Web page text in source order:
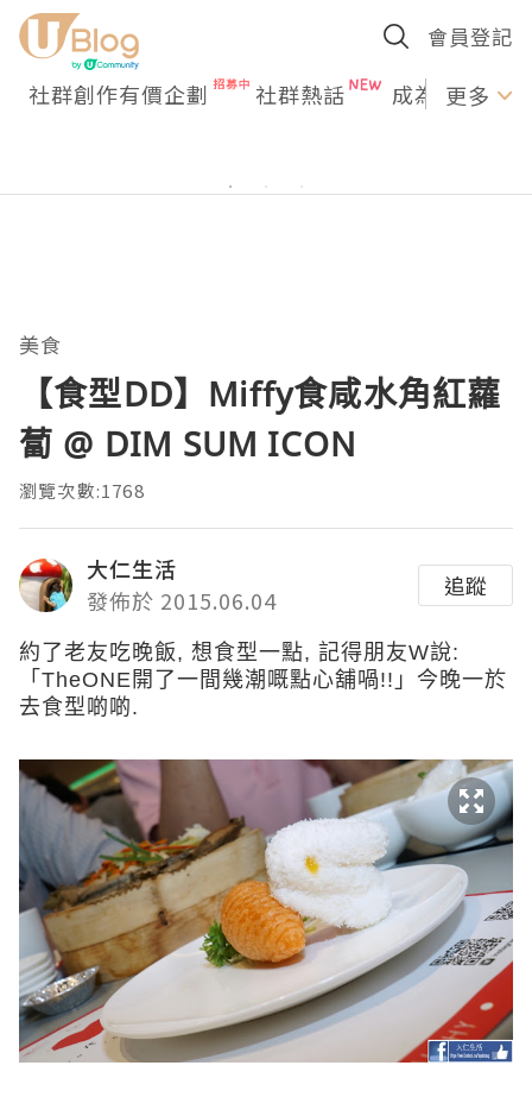
會員登記
社群創作有價企劃 社群熱話 成為U更多
美食
【食型DD】Miffy食咸水角紅蘿
蔔 @ DIM SUM ICON
瀏覽次數:1768
大仁生活
發佈於 2015.06.04
追蹤
約了老友吃晚飯, 想食型一點, 記得朋友W說:
「TheONE開了一間幾潮嘅點心舖喎!!」今晚一於
去食型 啲 啲.